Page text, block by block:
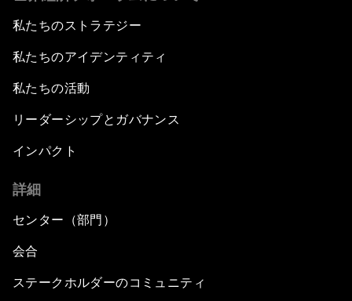
私たちのストラテジー
私たちのアイデンティティ
私たちの活動
リーダーシップとガバナンス
インパクト
詳細
センター（部門）
会合
ステークホルダーのコミュニティ